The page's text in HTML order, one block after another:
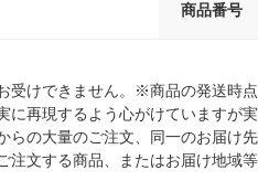
商品番号
受けできません。※商品の発送時
に再現するよう心がけています
らの大量のご注文、同一のお届け
文する商品、またはお届け地域